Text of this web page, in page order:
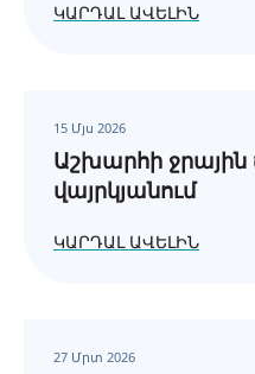
ԿԱՐԴԱԼ ԱՎԵԼԻՆ
15 Մյս 2026
Աշխարհի ջրային
վայրկյանում
ԿԱՐԴԱԼ ԱՎԵԼԻՆ
27 Մրտ 2026